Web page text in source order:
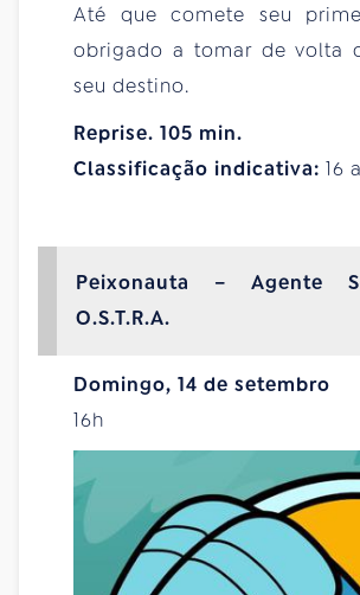
Até que comete seu
obrigado a tomar de volta
seu destino.
Reprise. 105 min.
Classificação indicativa: 16
Peixonauta – Agente
O.S.T.R.A.
Domingo, 14 de setembro
16h